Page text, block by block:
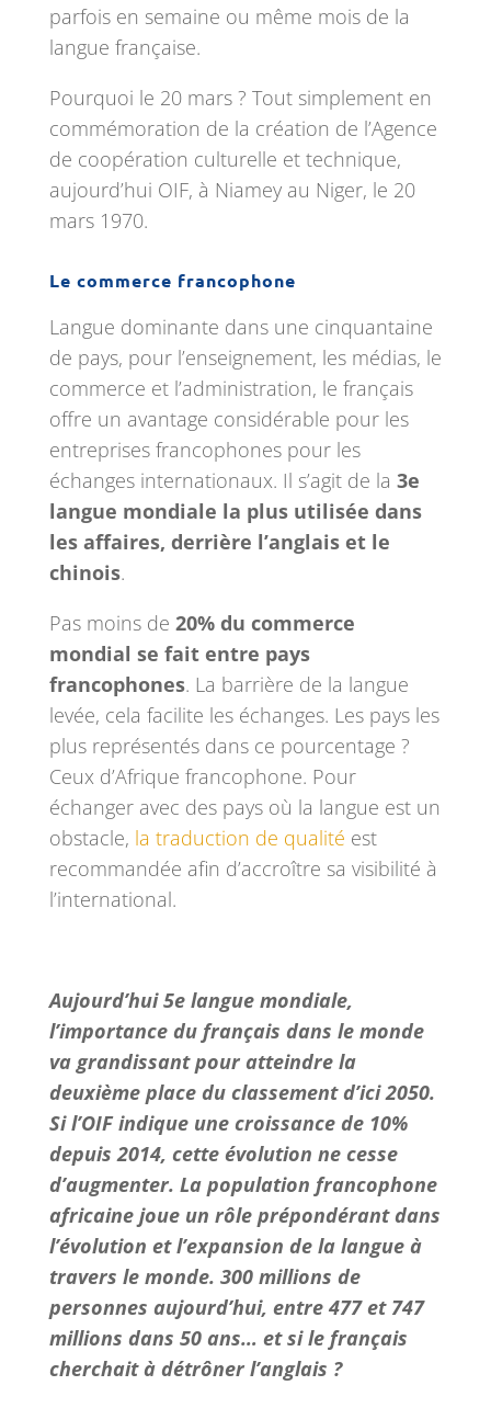
parfois en semaine ou même mois de la
langue française.
Pourquoi le 20 mars ? Tout simplement en
commémoration de la création de l’Agence
de coopération culturelle et technique,
aujourd’hui OIF, à Niamey au Niger, le 20
mars 1970.
Le commerce francophone
Langue dominante dans une cinquantaine
de pays, pour l’enseignement, les médias, le
commerce et l’administration, le français
offre un avantage considérable pour les
entreprises francophones pour les
échanges internationaux. Il s’agit de la 3e
langue mondiale la plus utilisée dans
les affaires, derrière l’anglais et le
chinois.
Pas moins de 20% du commerce
mondial se fait entre pays
francophones. La barrière de la langue
levée, cela facilite les échanges. Les pays les
plus représentés dans ce pourcentage ?
Ceux d’Afrique francophone. Pour
échanger avec des pays où la langue est un
obstacle, la traduction de qualité est
recommandée afin d’accroître sa visibilité à
l’international.
Aujourd’hui 5e langue mondiale,
l’importance du français dans le monde
va grandissant pour atteindre la
deuxième place du classement d’ici 2050.
Si l’OIF indique une croissance de 10%
depuis 2014, cette évolution ne cesse
d’augmenter. La population francophone
africaine joue un rôle prépondérant dans
l’évolution et l’expansion de la langue à
travers le monde. 300 millions de
personnes aujourd’hui, entre 477 et 747
millions dans 50 ans… et si le français
cherchait à détrôner l’anglais ?